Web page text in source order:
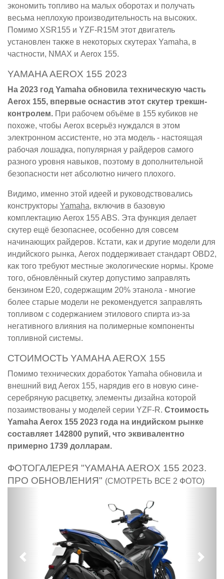
экономить топливо на малых оборотах и получать
весьма неплохую производительность на высоких.
Помимо XSR155 и YZF-R15M этот двигатель
установлен также в некоторых скутерах Yamaha, в
частности, NMAX и Aerox 155.
YAMAHA AEROX 155 2023
На 2023 год Yamaha обновила техническую часть
Aerox 155, впервые оснастив этот скутер трекшн-
контролем. При рабочем объёме в 155 кубиков не
похоже, чтобы Aerox всерьёз нуждался в этом
электронном ассистенте, но эта модель - настоящая
рабочая лошадка, популярная у райдеров самого
разного уровня навыков, поэтому в дополнительной
безопасности нет абсолютно ничего плохого.
Видимо, именно этой идеей и руководствовались
конструкторы Yamaha, включив в базовую
комплектацию Aerox 155 ABS. Эта функция делает
скутер ещё безопаснее, особенно для совсем
начинающих райдеров. Кстати, как и другие модели для
индийского рынка, Aerox поддерживает стандарт OBD2,
как того требуют местные экологические нормы. Кроме
того, обновлённый скутер допустимо заправлять
бензином E20, содержащим 20% этанола - многие
более старые модели не рекомендуется заправлять
топливом с содержанием этилового спирта из-за
негативного влияния на полимерные компоненты
топливной системы.
СТОИМОСТЬ YAMAHA AEROX 155
Помимо технических доработок Yamaha обновила и
внешний вид Aerox 155, нарядив его в новую сине-
серебряную расцветку, элементы дизайна которой
позаимствованы у моделей серии YZF-R. Стоимость
Yamaha Aerox 155 2023 года на индийском рынке
составляет 142800 рупий, что эквивалентно
примерно 1739 долларам.
ФОТОГАЛЕРЕЯ "YAMAHA AEROX 155 2023.
ПРО ОБНОВЛЕНИЯ" (СМОТРЕТЬ ВСЕ 2 ФОТО)
Предыдущий